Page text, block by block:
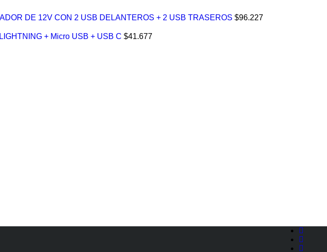
DE 12V CON 2 USB DELANTEROS + 2 USB TRASEROS $96.227
+ Micro USB + USB C $41.677